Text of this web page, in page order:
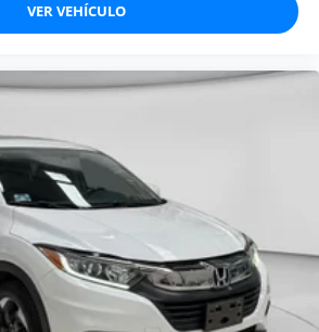
VER VEHÍCULO